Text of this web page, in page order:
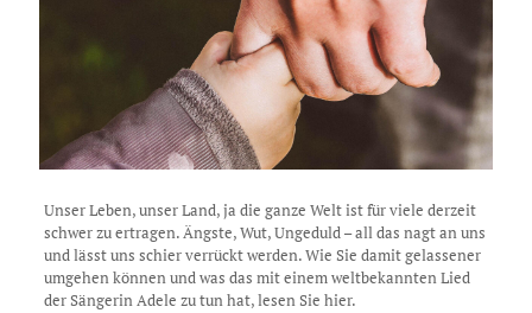
Unser Leben, unser Land, ja die ganze Welt ist für viele derzeit
schwer zu ertragen. Ängste, Wut, Ungeduld – all das nagt an uns
und lässt uns schier verrückt werden. Wie Sie damit gelassener
umgehen können und was das mit einem weltbekannten Lied
der Sängerin Adele zu tun hat, lesen Sie hier.